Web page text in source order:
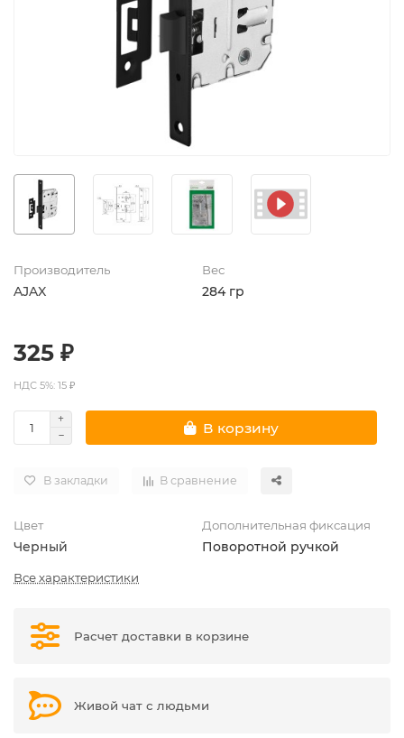
Производитель
AJAX
Вес
284 гр
325 ₽
НДС 5%: 15 ₽
В корзину
В закладки В сравнение
Цвет
Черный
Дополнительная фиксация
Поворотной ручкой
Все характеристики
Расчет доставки в корзине
Живой чат с людьми